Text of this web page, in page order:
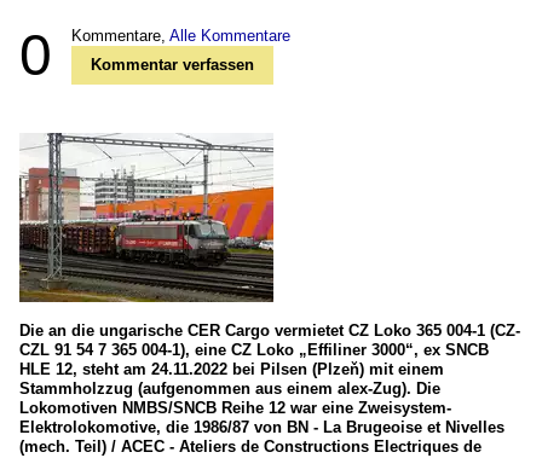
0 Kommentare, Alle Kommentare
Kommentar verfassen
Die an die ungarische CER Cargo vermietet CZ Loko 365 004-1 (CZ-
CZL 91 54 7 365 004-1), eine CZ Loko „Effiliner 3000“, ex SNCB
HLE 12, steht am 24.11.2022 bei Pilsen (Plzeň) mit einem
Stammholzzug (aufgenommen aus einem alex-Zug). Die
Lokomotiven NMBS/SNCB Reihe 12 war eine Zweisystem-
Elektrolokomotive, die 1986/87 von BN - La Brugeoise et Nivelles
(mech. Teil) / ACEC - Ateliers de Constructions Electriques de